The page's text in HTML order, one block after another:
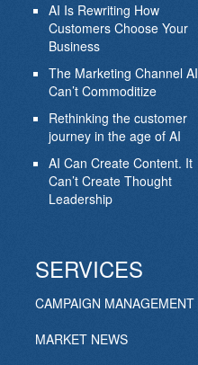
AI Is Rewriting How
Customers Choose Your
Business
The Marketing Channel AI
Can’t Commoditize
Rethinking the customer
journey in the age of AI
AI Can Create Content. It
Can’t Create Thought
Leadership
SERVICES
CAMPAIGN MANAGEMENT
MARKET NEWS